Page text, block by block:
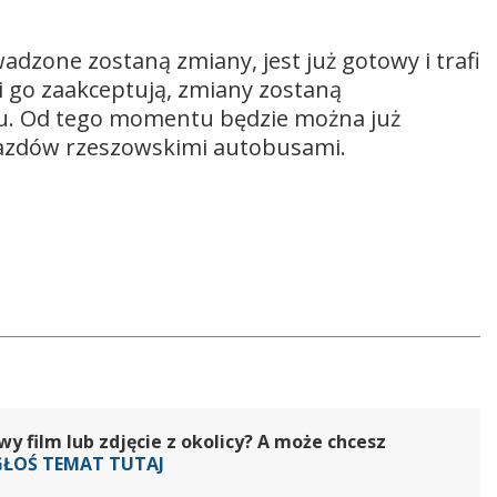
zostaną zmiany, jest już gotowy i trafi
go zaakceptują, zmiany zostaną
Od tego momentu będzie można już
rzeszowskimi autobusami.
film lub zdjęcie z okolicy? A może chcesz
TEMAT TUTAJ